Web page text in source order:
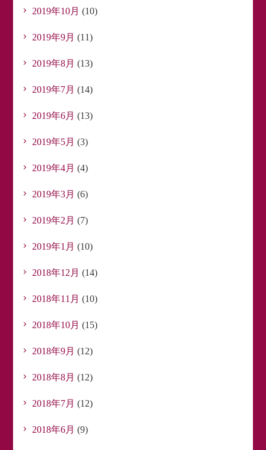
2019年10月 (10)
2019年9月 (11)
2019年8月 (13)
2019年7月 (14)
2019年6月 (13)
2019年5月 (3)
2019年4月 (4)
2019年3月 (6)
2019年2月 (7)
2019年1月 (10)
2018年12月 (14)
2018年11月 (10)
2018年10月 (15)
2018年9月 (12)
2018年8月 (12)
2018年7月 (12)
2018年6月 (9)